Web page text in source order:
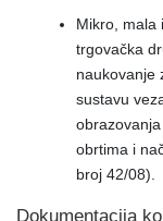
Mikro, mala
trgovačka
naukovanje
sustavu
obrtima i
broj 42/08).
Dokumentacija